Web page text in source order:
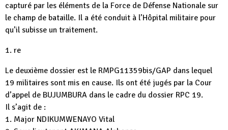
capturé par les éléments de la Force de Défense Nationale sur
le champ de bataille. Il a été conduit à l’Hôpital militaire pour
qu’il subisse un traitement.
1. re
Le deuxième dossier est le RMPG11359bis/GAP dans lequel
19 militaires sont mis en cause. Ils ont été jugés par la Cour
d’appel de BUJUMBURA dans le cadre du dossier RPC 19.
Il s’agit de :
1. Major NDIKUMWENAYO Vital